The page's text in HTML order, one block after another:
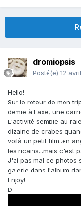
dromiopsis
Posté(e) 12
Hello!
Sur le retour de mon
demie à Faxe, une
L'activité semble au
dizaine de crabes
voilà un petit film..en
les ricains...mais c'est
J'ai pas mal de photos
galerie dans l'album
Enjoy!
D